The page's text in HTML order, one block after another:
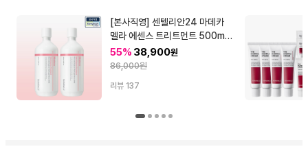
[본사직영] 센텔리안24 마데카
멜라 에센스 트리트먼트 500ml
2개 (대용량 기미 에센스)
55% 38,900원
86,000원
리뷰 137